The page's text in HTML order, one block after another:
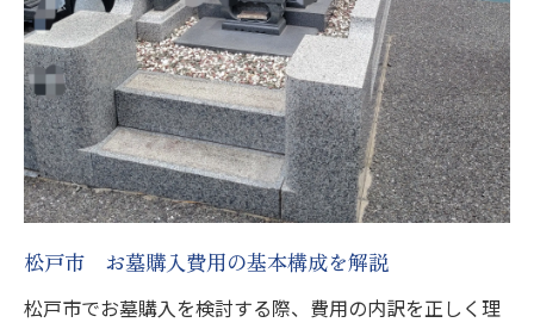
リーズナブルな墓石選びのコツと注意点
松戸市で利用できる費用削減サービスまと
め
費用節約につながるお墓購入のポイント
松戸市 お墓購入と管理費の抑え方を解説
上矢切や八柱の地名由来に注目した選択
松戸市 お墓購入費用の基本構成を解説
松戸市でお墓購入を検討する際、費用の内訳を正しく理